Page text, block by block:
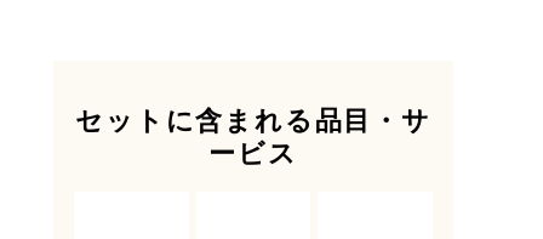
セットに含まれる品目・サ
ービス